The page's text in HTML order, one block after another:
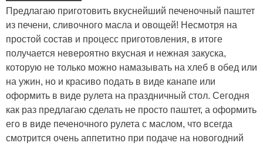
Предлагаю приготовить вкуснейший печеночный паштет
из печени, сливочного масла и овощей! Несмотря на
простой состав и процесс приготовления, в итоге
получается невероятно вкусная и нежная закуска,
которую не только можно намазывать на хлеб в обед или
на ужин, но и красиво подать в виде канапе или
оформить в виде рулета на праздничный стол. Сегодня
как раз предлагаю сделать не просто паштет, а оформить
его в виде печеночного рулета с маслом, что всегда
смотрится очень аппетитно при подаче на новогодний